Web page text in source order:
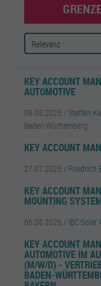
KEY ACCOUNT
AUTOMOTIVE
09.08.2026 / Steffen
Baden-Württemberg
KEY ACCOUNT
27.07.2026 / Friedrich
KEY ACCOUNT
MOUNTING
06.08.2026 / IBC Solar
KEY ACCOUNT
AUTOMOTIVE IM
M/W/D) -
ADEN-